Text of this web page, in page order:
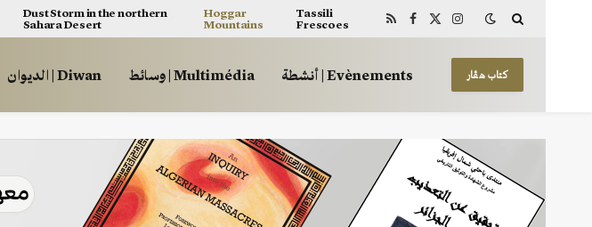
Dust Storm in the northern
Sahara Desert
Hoggar
Mountains
Tassili
Frescoes
RSS Facebook
X
Instagram
الديوان | Diwan وسائط | Multimédia أنشطة | Evènements كتاب هڤار